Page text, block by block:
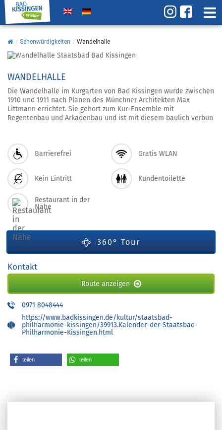
/ Sehenwürdigkeiten / Wandelhalle
WANDELHALLE
Die Wandelhalle im Kurgarten von Bad Kissingen wurde zwischen
1910 und 1911 nach Plänen des Münchner Architekten Max
Littmann errichtet. Sie gehört zum Kur-Ensemble mit
Regentenbau und Arkadenbau und ist mit diesem baulich verbun
Barrierefrei Gratis WLAN
Kein Eintritt Kundentoilette
Restaurant in der
Nähe
360° Tour
Kontakt
Route anzeigen
0971 8048444
https://www.badkissingen.de/kultur/staatsbad-
philharmonie-kissingen/39913.Kalender-der-Staatsbad-
Philharmonie-Kissingen.html
teilen teilen